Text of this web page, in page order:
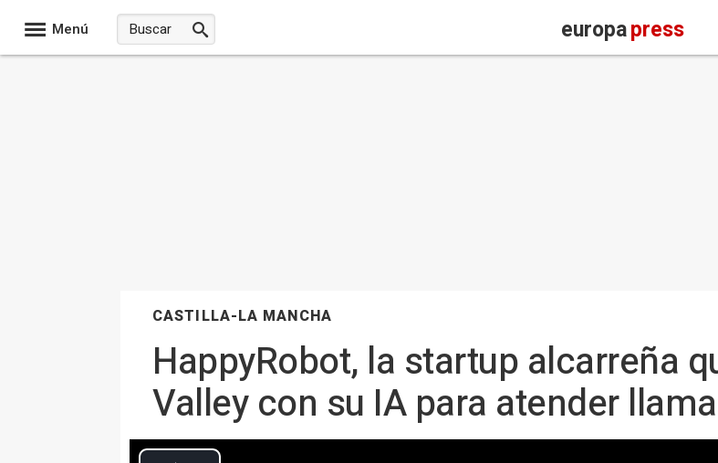
Menú europapress
CASTILLA-LA MANCHA
HappyRobot, la startup alcarreña
Valley con su IA para atender